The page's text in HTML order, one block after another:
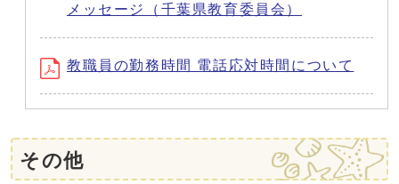
メッセージ（千葉県教育委員会）
教職員の勤務時間 電話応対時間について
その他